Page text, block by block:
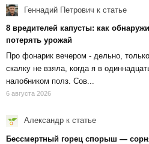
Геннадий Петрович к статье
8 вредителей капусты: как
потерять урожай
Про фонарик вечером - дельно,
скалку не взяла, когда я в
налобником полз. Сов...
6 августа 2026
Александр к статье
Бессмертный горец спорыш —